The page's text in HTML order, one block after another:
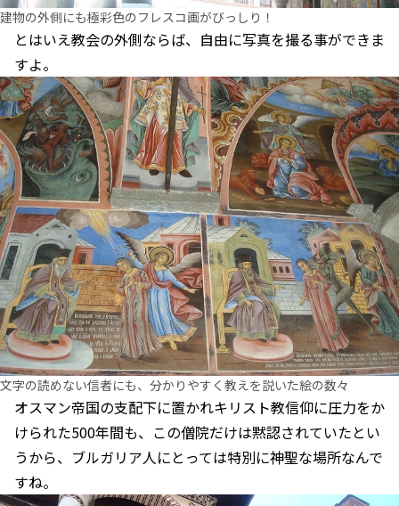
建物の外側にも極彩色のフレスコ画がびっしり！
とはいえ教会の外側ならば、自由に写真を撮る事ができま
すよ。
文字の読めない信者にも、分かりやすく教えを説いた絵の数々
オスマン帝国の支配下に置かれキリスト教信仰に圧力をか
けられた500年間も、この僧院だけは黙認されていたとい
うから、ブルガリア人にとっては特別に神聖な場所なんで
すね。